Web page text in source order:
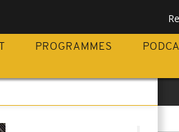
PROGRAMMES